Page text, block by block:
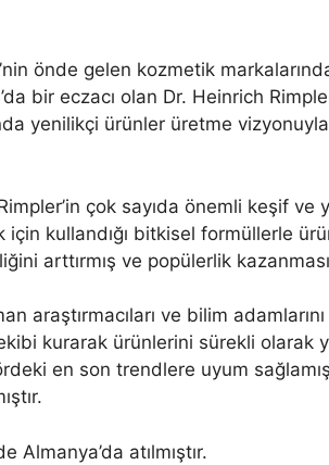
önde gelen kozmetik
bir eczacı olan Dr. Heinrich
yenilikçi ürünler üretme
çok sayıda önemli keşif ve
kullandığı bitkisel formüllerle
arttırmış ve popülerlik
araştırmacıları ve bilim
kurarak ürünlerini sürekli olarak
en son trendlere uyum sağlamış
Almanya’da atılmıştır.